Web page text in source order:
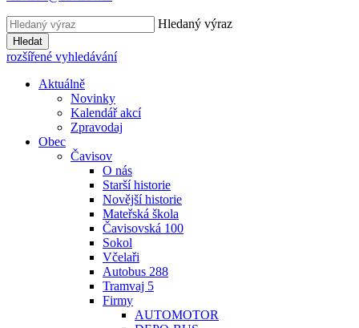
Hledaný výraz
Hledat
rozšířené vyhledávání
Aktuálně
Novinky
Kalendář akcí
Zpravodaj
Obec
Čavisov
O nás
Starší historie
Novější historie
Mateřská škola
Čavisovská 100
Sokol
Včelaři
Autobus 288
Tramvaj 5
Firmy
AUTOMOTOR